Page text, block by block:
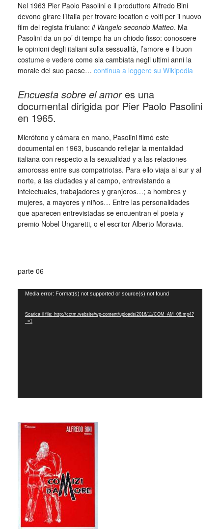
Nel 1963 Pier Paolo Pasolini e il produttore Alfredo Bini
devono girare l’Italia per trovare location e volti per il nuovo
film del regista friulano: il Vangelo secondo Matteo. Ma
Pasolini da un po’ di tempo ha un chiodo fisso: conoscere
le opinioni degli italiani sulla sessualità, l’amore e il buon
costume e vedere come sia cambiata negli ultimi anni la
morale del suo paese… continua a leggere su Wikipedia
Encuesta sobre el amores una
documental dirigida por Pier Paolo Pasolini
en 1965.
Micrófono y cámara en mano, Pasolini filmó este
documental en 1963, buscando reflejar la mentalidad
italiana con respecto a la sexualidad y a las relaciones
amorosas entre sus compatriotas. Para ello viaja al sur y al
norte, a las ciudades y al campo, entrevistando a
intelectuales, trabajadores y granjeros…; a hombres y
mujeres, a mayores y niños… Entre las personalidades
que aparecen entrevistadas se encuentran el poeta y
premio Nobel Ungaretti, o el escritor Alberto Moravia.
parte 06
Video
Media error: Format(s) not supported or source(s) not found
Scarica il file: http://cctm.website/wp-content/uploads/2016/11/COM_AM_06.mp4?
_=1